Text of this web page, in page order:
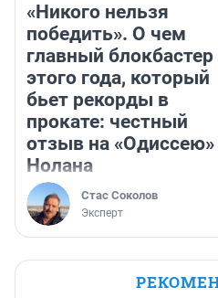
«Никого нельзя
победить». О чем
главный блокбастер
этого года, который
бьет рекорды в
прокате: честный
отзыв на «Одиссею»
Нолана
Стас Соколов
Эксперт